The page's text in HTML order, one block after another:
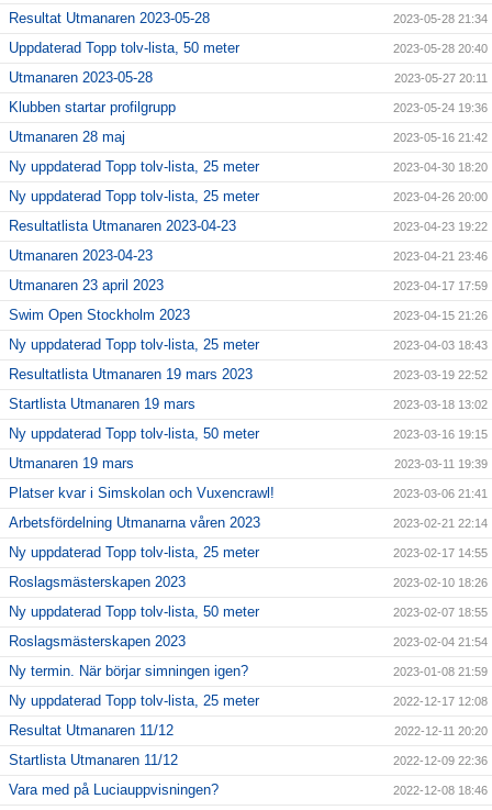
Resultat Utmanaren 2023-05-28 2023-05-28 21:34
Uppdaterad Topp tolv-lista, 50 meter 2023-05-28 20:40
Utmanaren 2023-05-28 2023-05-27 20:11
Klubben startar profilgrupp 2023-05-24 19:36
Utmanaren 28 maj 2023-05-16 21:42
Ny uppdaterad Topp tolv-lista, 25 meter 2023-04-30 18:20
Ny uppdaterad Topp tolv-lista, 25 meter 2023-04-26 20:00
Resultatlista Utmanaren 2023-04-23 2023-04-23 19:22
Utmanaren 2023-04-23 2023-04-21 23:46
Utmanaren 23 april 2023 2023-04-17 17:59
Swim Open Stockholm 2023 2023-04-15 21:26
Ny uppdaterad Topp tolv-lista, 25 meter 2023-04-03 18:43
Resultatlista Utmanaren 19 mars 2023 2023-03-19 22:52
Startlista Utmanaren 19 mars 2023-03-18 13:02
Ny uppdaterad Topp tolv-lista, 50 meter 2023-03-16 19:15
Utmanaren 19 mars 2023-03-11 19:39
Platser kvar i Simskolan och Vuxencrawl! 2023-03-06 21:41
Arbetsfördelning Utmanarna våren 2023 2023-02-21 22:14
Ny uppdaterad Topp tolv-lista, 25 meter 2023-02-17 14:55
Roslagsmästerskapen 2023 2023-02-10 18:26
Ny uppdaterad Topp tolv-lista, 50 meter 2023-02-07 18:55
Roslagsmästerskapen 2023 2023-02-04 21:54
Ny termin. När börjar simningen igen? 2023-01-08 21:59
Ny uppdaterad Topp tolv-lista, 25 meter 2022-12-17 12:08
Resultat Utmanaren 11/12 2022-12-11 20:20
Startlista Utmanaren 11/12 2022-12-09 22:36
Vara med på Luciauppvisningen? 2022-12-08 18:46